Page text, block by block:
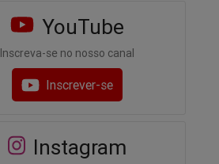
YouTube
Inscreva-se no nosso canal
Inscrever-se
Instagram